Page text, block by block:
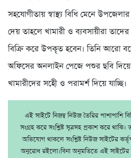
সহযোগীতায় স্বাস্থ্য বিধি মেনে
দেয় তাহলে খামারী ও ব্যবসায়ীরা
বিক্রি করে উপকৃত হবেন। তিনি আরো
অফিসের অনলাইন পেজে পশুর ছবি
খামারীদের সহীে ও পরামর্শ দিয়ে যাচ্ছি।
এই সাইটে নিজম্ব নিউজ তৈরির পাশাপাশি
সংগ্রহ করে সংশ্লিষ্ট সূত্রসহ প্রকাশ করে
অভিযোগ থাকলে সংশ্লিষ্ট নিউজ সাইটের
অনুরোধ রইলো।বিনা অনুমতিতে এই